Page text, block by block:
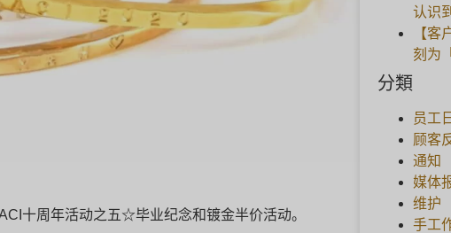
十周年活动之五☆毕业纪念和镀金半价活动。
认识
【客
刻为
分類
员工
顾客
通知
媒体
维护
手工